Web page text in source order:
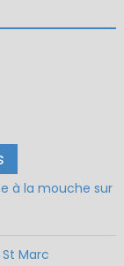
à la mouche sur
Marc